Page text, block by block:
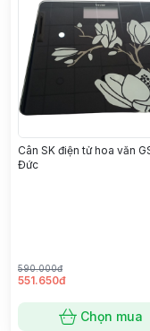
Cân SK điện tử hoa văn
Đức
590.000đ
551.650đ
Chọn mua